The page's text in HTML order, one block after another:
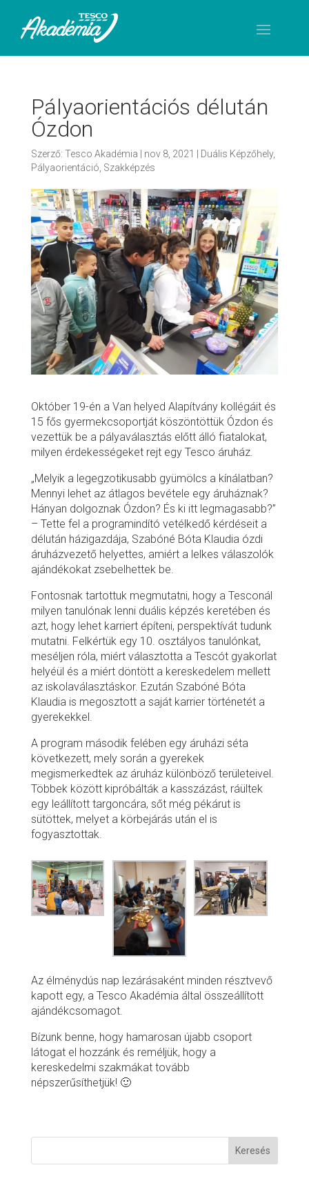
Pályaorientációs délután
Ózdon
Szerző: Tesco Akadémia nov 8, 2021 Duális Képzőhely,
Pályaorientáció Szakképzés
Október 19-én a Van helyed Alapítvány kollégáit és
15 fős gyermekcsoportját köszöntöttük Ózdon és
vezettük be a pályaválasztás előtt álló fiatalokat,
milyen érdekességeket rejt egy Tesco áruház.
„Melyik a legegzotikusabb gyümölcs a kínálatban?
Mennyi lehet az átlagos bevétele egy áruháznak?
Hányan dolgoznak Ózdon? És ki itt legmagasabb?”
– Tette fel a programindító vetélkedő kérdéseit a
délután házigazdája, Szabóné Bóta Klaudia ózdi
áruházvezető helyettes, amiért a lelkes válaszolók
ajándékokat zsebelhettek be.
Fontosnak tartottuk megmutatni, hogy a Tesconál
milyen tanulónak lenni duális képzés keretében és
azt, hogy lehet karriert építeni, perspektívát tudunk
mutatni. Felkértük egy 10. osztályos tanulónkat,
meséljen róla, miért választotta a Tescót gyakorlat
helyéül és a miért döntött a kereskedelem mellett
az iskolaválasztáskor. Ezután Szabóné Bóta
Klaudia is megosztott a saját karrier történetét a
gyerekekkel.
A program második felében egy áruházi séta
következett, mely során a gyerekek
megismerkedtek az áruház különböző területeivel.
Többek között kipróbálták a kasszázást, ráültek
egy leállított targoncára, sőt még pékárut is
sütöttek, melyet a körbejárás után el is
fogyasztottak.
Az élménydús nap lezárásaként minden résztvevő
kapott egy, a Tesco Akadémia által összeállított
ajándékcsomagot.
Bízunk benne, hogy hamarosan újabb csoport
látogat el hozzánk és reméljük, hogy a
kereskedelmi szakmákat tovább
népszerűsíthetjük! 🙂